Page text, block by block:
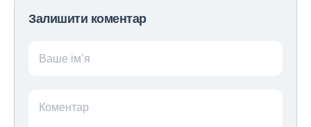
Залишити коментар
Ваше ім’я
Коментар